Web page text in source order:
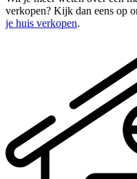
verkopen? Kijk dan eens op
je huis verkopen.